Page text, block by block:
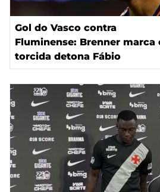
Gol do Vasco contra
Fluminense: Brenner marca
torcida detona Fábio